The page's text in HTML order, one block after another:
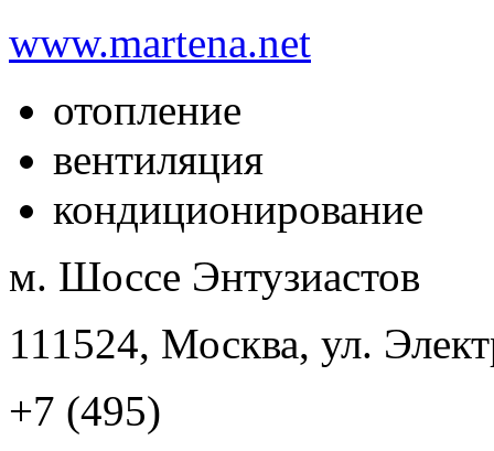
www.martena.net
отопление
вентиляция
кондиционирование
м. Шоссе Энтузиастов
111524, Москва, ул.
+7 (495)